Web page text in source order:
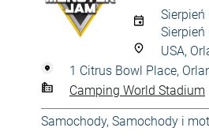
Sierpień
Sierpień
USA,
1 Citrus Bowl Place,
Camping World Stadium
Samochody, Samochody i